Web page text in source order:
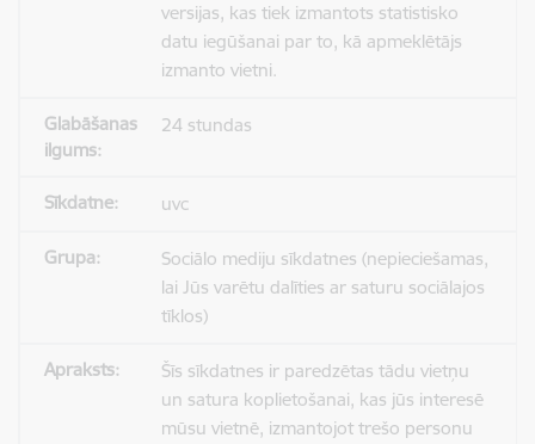
versijas, kas tiek izmantots statistisko
datu iegūšanai par to, kā apmeklētājs
izmanto vietni.
24 stundas
uvc
Sociālo mediju sīkdatnes (nepieciešamas,
lai Jūs varētu dalīties ar saturu sociālajos
tīklos)
Šīs sīkdatnes ir paredzētas tādu vietņu
un satura koplietošanai, kas jūs interesē
mūsu vietnē, izmantojot trešo personu